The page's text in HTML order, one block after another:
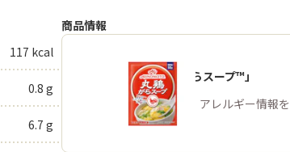
117 kcal
0.8 g
6.7 g
商品情報
「丸鶏がらスープ™」
商品・アレルギー情報を
みる